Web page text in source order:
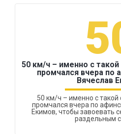
50 км/ч – именно с
промчался вчера по
Вячеслав
50 км/ч – именно с такой
промчался вчера по
Екимов, чтобы завоевать
раздельным